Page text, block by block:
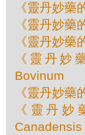
《靈丹妙
《靈丹妙
《靈丹妙
《靈丹妙
Bovinum
《靈丹妙
《靈丹
Canadensis